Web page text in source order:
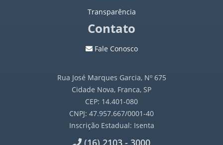
Transparência
Contato
Fale Conosco
Rua José Marques Garcia, Nº 675
Cidade Nova, Franca, SP
CEP: 14.401-080
CNPJ: 47.957.667/0001-40
Inscrição Estadual: Isenta
(16) 2103 - 3000